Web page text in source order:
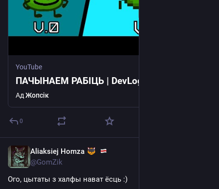
YouTube
ПАЧЫНАЕМ РАБІЦЬ | DevLog #0
Ад Жопсік
0
Aliaksiej Homza
@GomZik
Ого, цытаты з халфы нават ёсць :)